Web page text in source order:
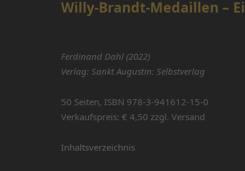
Willy-Brandt-Medaillen –
Ferdinand Dahl (2022)
Verlag: Sankt Augustin: Selbstverlag
50 Seiten, ISBN 978-3-941612-15-0
Verkaufspreis: € 4,50 zzgl. Versand
Inhaltsverzeichnis